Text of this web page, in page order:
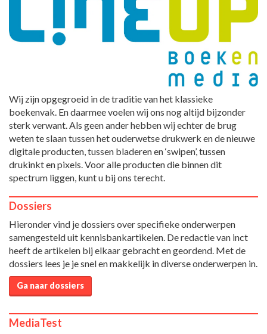
Wij zijn opgegroeid in de traditie van het klassieke
boekenvak. En daarmee voelen wij ons nog altijd bijzonder
sterk verwant. Als geen ander hebben wij echter de brug
weten te slaan tussen het ouderwetse drukwerk en de nieuwe
digitale producten, tussen bladeren en ‘swipen’, tussen
drukinkt en pixels. Voor alle producten die binnen dit
spectrum liggen, kunt u bij ons terecht.
Dossiers
Hieronder vind je dossiers over specifieke onderwerpen
samengesteld uit kennisbankartikelen. De redactie van inct
heeft de artikelen bij elkaar gebracht en geordend. Met de
dossiers lees je je snel en makkelijk in diverse onderwerpen in.
Ga naar dossiers
MediaTest